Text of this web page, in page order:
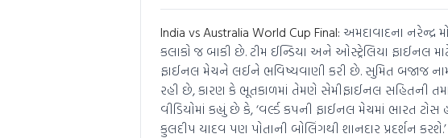
India vs Australia World Cup Final: અમદાવાદના નરેન્દ્ર
કલાકો જ બાકી છે. ટીમ ઈન્ડિયા અને ઓસ્ટ્રેલિયા ફાઈનલ
ફાઈનલ મેચને લઈને ભવિષ્યવાણી કરી છે. સુમિત બજાજ
રહી છે, કારણ કે ભૂતકાળમાં તેમણે સેમીફાઈનલ સહિતની
વીડિયોમાં કહ્યું છે કે, ‘વર્લ્ડ કપની ફાઈનલ મેચમાં ભારત
કુલદીપ યાદવ પણ પોતાની બોલિંગથી શાનદાર પ્રદર્શન કરશે.’